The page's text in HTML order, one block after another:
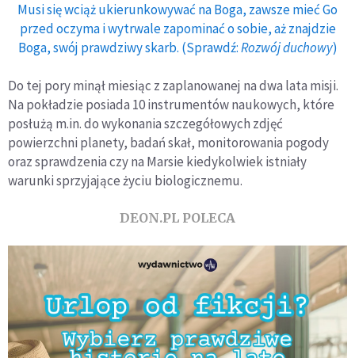
Musi się wciąż ukierunkowywać na Boga, zawsze mieć Go
przed oczyma i wytrwale zapominać o sobie, aż znajdzie
Boga, swój prawdziwy skarb. (Sprawdź:Rozwój duchowy)
Do tej pory minął miesiąc z zaplanowanej na dwa lata misji.
Na pokładzie posiada 10 instrumentów naukowych, które
posłużą m.in. do wykonania szczegółowych zdjęć
powierzchni planety, badań skał, monitorowania pogody
oraz sprawdzenia czy na Marsie kiedykolwiek istniały
warunki sprzyjające życiu biologicznemu.
DEON.PL POLECA